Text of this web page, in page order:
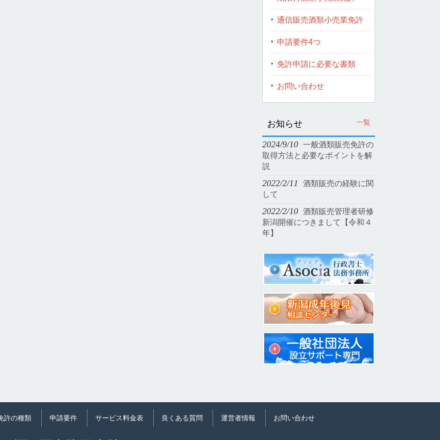
通信販売酒類小売業免許
申請要件4つ
免許申請に必要な書類
お問い合わせ
お知らせ 一覧
2024/9/10 一般酒類販売免許の
取得方法と必要なポイントを解
説
2022/2/11
酒類販売の経験に関
して
2022/2/10 酒類販売管理者研修
新潟開催につきまして【令和４
年】
許の種類 申請要件 サービス料金表 良くある質問 運営者情報 お問い合わせ